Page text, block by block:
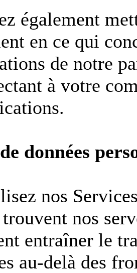
également
en ce qui
de notre
à votre
données
nos
nos
entraîner le
au-delà des